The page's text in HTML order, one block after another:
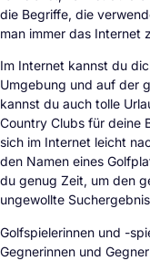
die Begriffe, die
man immer das Internet
Im Internet kannst du
Umgebung und auf der
kannst du auch tolle
Country Clubs für deine
sich im Internet leicht
den Namen eines
du genug Zeit, um den
ungewollte
Golfspielerinnen und -
Gegnerinnen und